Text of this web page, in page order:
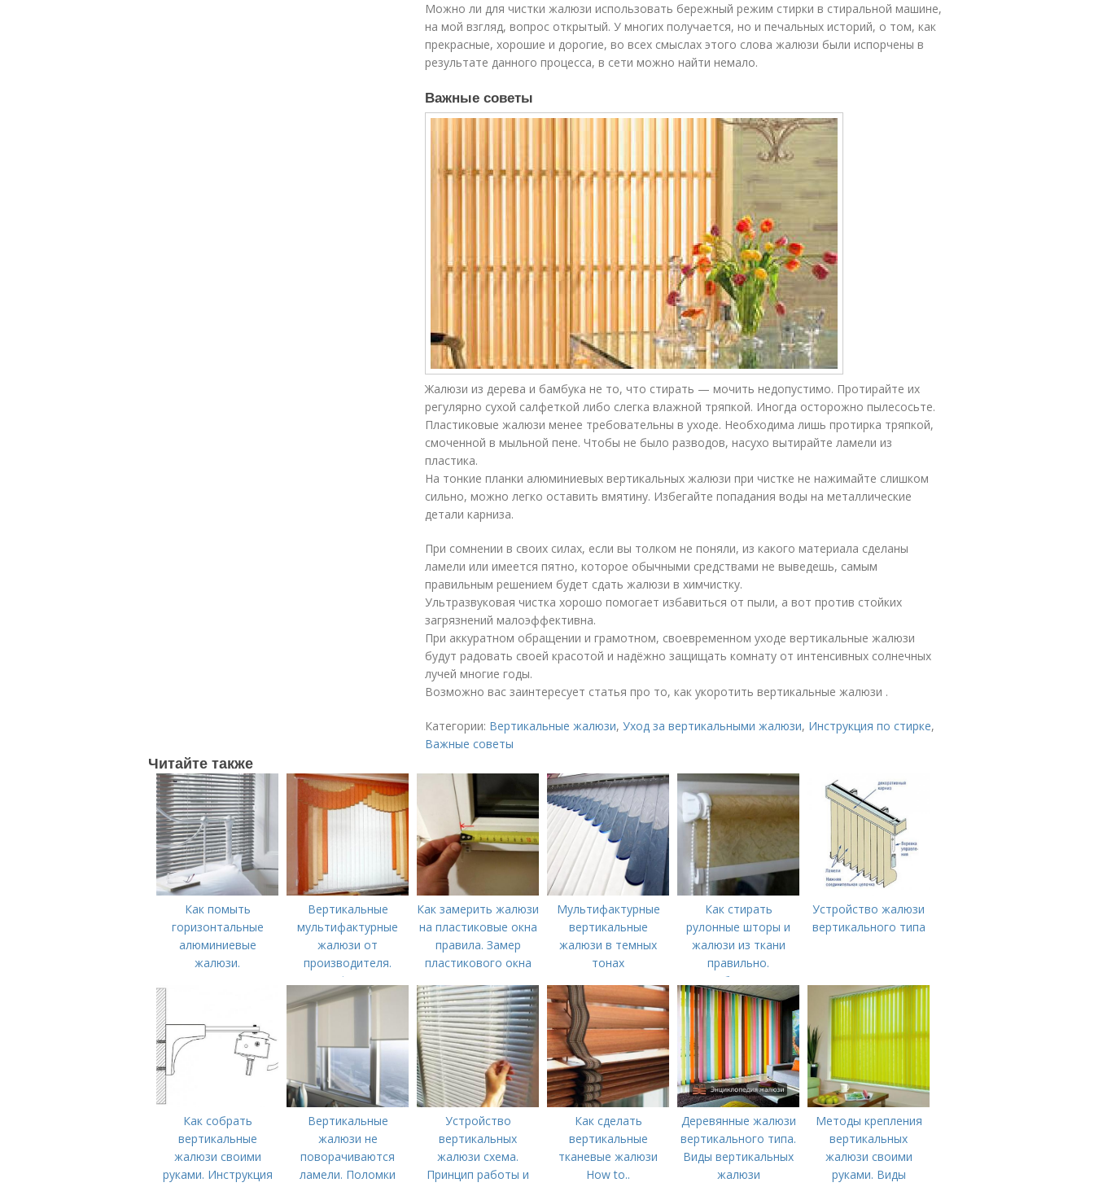
Можно ли для чистки жалюзи использовать бережный режим стирки в стиральной машине,
на мой взгляд, вопрос открытый. У многих получается, но и печальных историй, о том, как
прекрасные, хорошие и дорогие, во всех смыслах этого слова жалюзи были испорчены в
результате данного процесса, в сети можно найти немало.
Важные советы
Жалюзи из дерева и бамбука не то, что стирать — мочить недопустимо. Протирайте их
регулярно сухой салфеткой либо слегка влажной тряпкой. Иногда осторожно пылесосьте.
Пластиковые жалюзи менее требовательны в уходе. Необходима лишь протирка тряпкой,
смоченной в мыльной пене. Чтобы не было разводов, насухо вытирайте ламели из
пластика.
На тонкие планки алюминиевых вертикальных жалюзи при чистке не нажимайте слишком
сильно, можно легко оставить вмятину. Избегайте попадания воды на металлические
детали карниза.
При сомнении в своих силах, если вы толком не поняли, из какого материала сделаны
ламели или имеется пятно, которое обычными средствами не выведешь, самым
правильным решением будет сдать жалюзи в химчистку.
Ультразвуковая чистка хорошо помогает избавиться от пыли, а вот против стойких
загрязнений малоэффективна.
При аккуратном обращении и грамотном, своевременном уходе вертикальные жалюзи
будут радовать своей красотой и надёжно защищать комнату от интенсивных солнечных
лучей многие годы.
Возможно вас заинтересует статья про то, как укоротить вертикальные жалюзи .
Категории: Вертикальные жалюзи, Уход за вертикальными жалюзи, Инструкция по стирке,
Важные советы
Читайте также
Как помыть
горизонтальные
алюминиевые
жалюзи.
Вертикальные
мультифактурные
жалюзи от
производителя.
Мультифактурные
жалюзи
Как замерить жалюзи
на пластиковые окна
правила. Замер
пластикового окна
жалюзи
Мультифактурные
вертикальные
жалюзи в темных
тонах
Как стирать
рулонные шторы и
жалюзи из ткани
правильно.
Особенности
рулонных штор
Устройство жалюзи
вертикального типа
Как собрать
вертикальные
жалюзи своими
руками. Инструкция
Вертикальные
жалюзи не
поворачиваются
ламели. Поломки
Устройство
вертикальных
жалюзи схема.
Принцип работы и
Как сделать
вертикальные
тканевые жалюзи
How to..
Деревянные жалюзи
вертикального типа.
Виды вертикальных
жалюзи
Методы крепления
вертикальных
жалюзи своими
руками. Виды